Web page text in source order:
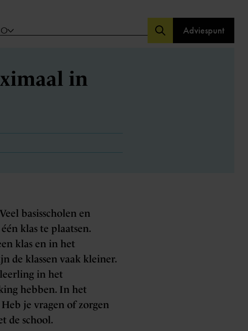
Adviespunt
in
basisscholen en
klas te plaatsen.
klas en in het
de klassen vaak kleiner.
in het
hebben. In het
je vragen of zorgen
de school.